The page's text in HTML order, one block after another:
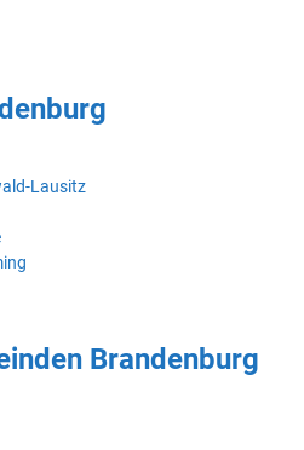
Lausitz
Brandenburg